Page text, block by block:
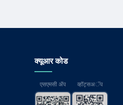
क्यूआर कोड
एसएमसी ॲप व्हॉट्सअॅप